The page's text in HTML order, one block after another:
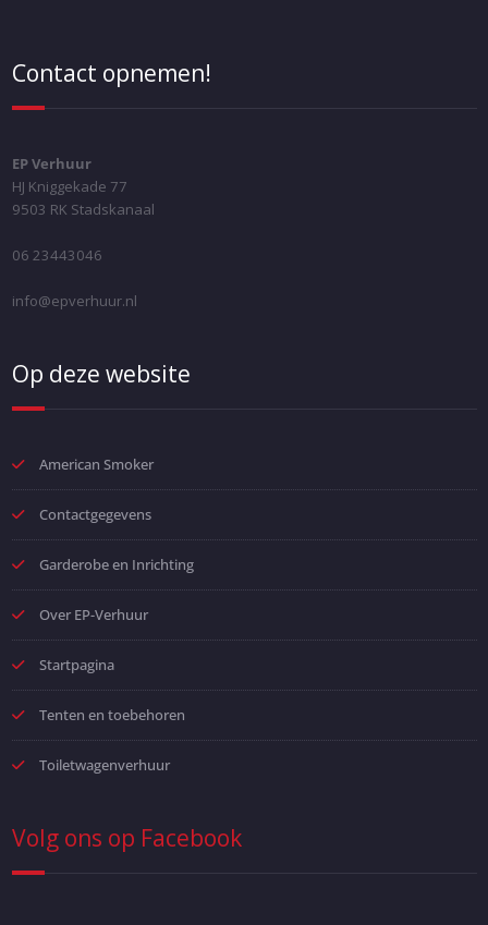
Contact opnemen!
EP Verhuur
HJ Kniggekade 77
9503 RK Stadskanaal
06 23443046
info@epverhuur.nl
Op deze website
American Smoker
Contactgegevens
Garderobe en Inrichting
Over EP-Verhuur
Startpagina
Tenten en toebehoren
Toiletwagenverhuur
Volg ons op Facebook